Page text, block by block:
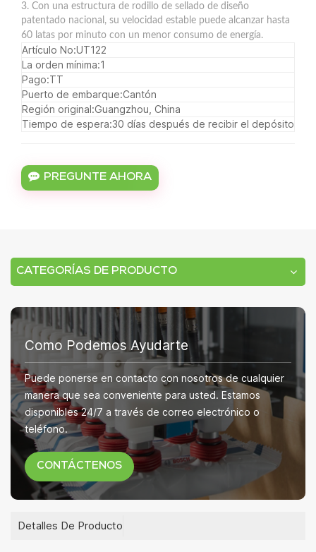
3. Con una estructura de rodillo de sellado de diseño
patentado nacional, su velocidad estable puede alcanzar hasta
60 latas por minuto con un menor consumo de energía.
Artículo No:UT122
La orden mínima:1
Pago:TT
Puerto de embarque:Cantón
Región original:Guangzhou, China
Tiempo de espera:30 días después de recibir el depósito
PREGUNTE AHORA
CATEGORÍAS DE PRODUCTO
Como Podemos Ayudarte
Puede ponerse en contacto con nosotros de cualquier
manera que sea conveniente para usted. Estamos
disponibles 24/7 a través de correo electrónico o
teléfono.
CONTÁCTENOS
Detalles De Producto